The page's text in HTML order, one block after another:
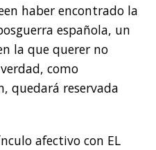
haber encontrado la
española, un
la que querer no
como
quedará reservada
afectivo con EL